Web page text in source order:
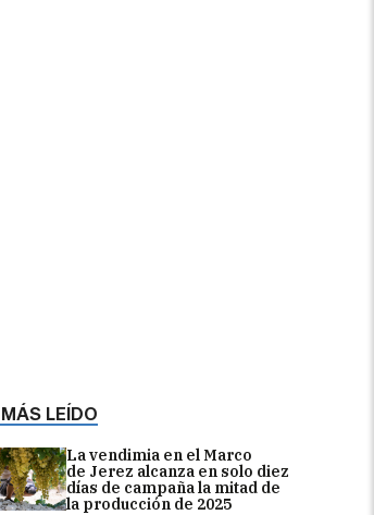
LEÍDO
La vendimia en el Marco
de Jerez alcanza en solo diez
días de campaña la mitad de
la producción de 2025